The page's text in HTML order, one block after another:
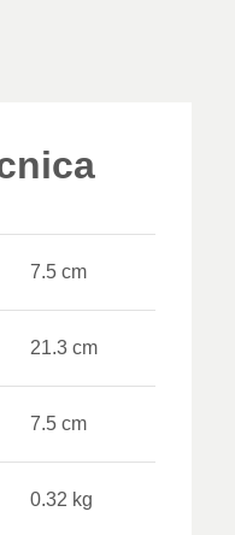
7.5 cm
21.3 cm
7.5 cm
0.32 kg